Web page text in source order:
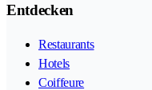
Entdecken
Restaurants
Hotels
Coiffeure